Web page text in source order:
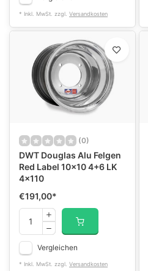
* Inkl. MwSt. zzgl. Versandkosten
(0)
DWT Douglas Alu Felgen
Red Label 10x10 4+6 LK
4x110
€191,00*
Vergleichen
* Inkl. MwSt. zzgl. Versandkosten